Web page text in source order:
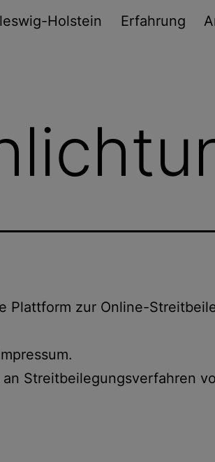
Holstein Erfahrung
Plattform zur Online-
Streitbeilegungsverfahren